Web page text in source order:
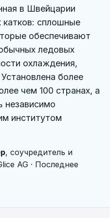
в Швейцарии
катков: сплошные
обеспечивают
ледовых
охлаждения,
более
чем 100 странах, а
независимо
институтом
, соучредитель и
AG · Последнее